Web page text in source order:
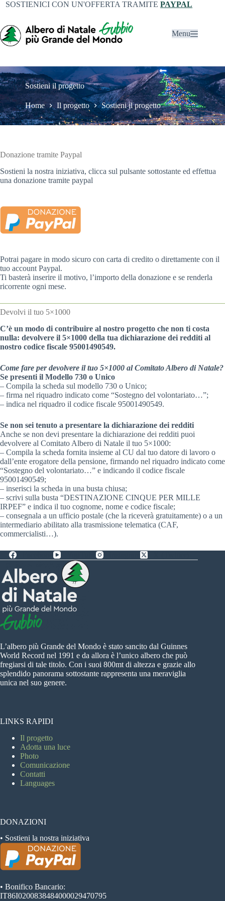
SOSTIENICI CON UN'OFFERTA TRAMITEPAYPAL
Menu
Sostieni il progetto
Home Il progetto Sostieni il progetto
Donazione tramite Paypal
Sostieni la nostra iniziativa, clicca sul pulsante sottostante ed effettua
una donazione tramite paypal
Potrai pagare in modo sicuro con carta di credito o direttamente con il
tuo account Paypal.
Ti basterà inserire il motivo, l’importo della donazione e se renderla
ricorrente ogni mese.
Devolvi il tuo 5×1000
C’è un modo di contribuire al nostro progetto che non ti costa
nulla: devolvere il 5×1000 della tua dichiarazione dei redditi al
nostro codice fiscale 95001490549.
Come fare per devolvere il tuo 5×1000 al Comitato Albero di Natale?
Se presenti il Modello 730 o Unico
– Compila la scheda sul modello 730 o Unico;
– firma nel riquadro indicato come “Sostegno del volontariato…”;
– indica nel riquadro il codice fiscale 95001490549.
Se non sei tenuto a presentare la dichiarazione dei redditi
Anche se non devi presentare la dichiarazione dei redditi puoi
devolvere al Comitato Albero di Natale il tuo 5×1000:
– Compila la scheda fornita insieme al CU dal tuo datore di lavoro o
dall’ente erogatore della pensione, firmando nel riquadro indicato come
“Sostegno del volontariato…” e indicando il codice fiscale
95001490549;
– inserisci la scheda in una busta chiusa;
– scrivi sulla busta “DESTINAZIONE CINQUE PER MILLE
IRPEF” e indica il tuo cognome, nome e codice fiscale;
– consegnala a un ufficio postale (che la riceverà gratuitamente) o a un
intermediario abilitato alla trasmissione telematica (CAF,
commercialisti…).
Facebook
L’albero più Grande del Mondo è stato sancito dal Guinnes
World Record nel 1991 e da allora è l’unico albero che può
fregiarsi di tale titolo. Con i suoi 800mt di altezza e grazie allo
splendido panorama sottostante rappresenta una meraviglia
unica nel suo genere.
LINKS RAPIDI
Il progetto
Adotta una luce
Photo
Comunicazione
Contatti
Languages
DONAZIONI
• Sostieni la nostra iniziativa
• Bonifico Bancario:
IT86I0200838484000029470795